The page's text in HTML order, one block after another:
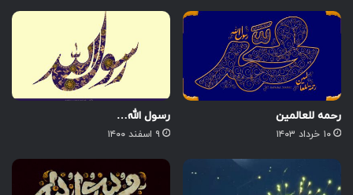
رحمه للعالمین
۱۰ خرداد ۱۴۰۳
رسول الله…
۹ اسفند ۱۴۰۰